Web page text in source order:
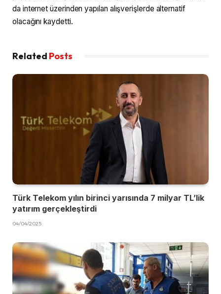
da internet üzerinden yapılan alışverişlerde alternatif
olacağını kaydetti.
Related Posts
Türk Telekom yılın birinci yarısında 7 milyar TL’lik
yatırım gerçekleştirdi
04/04/2025